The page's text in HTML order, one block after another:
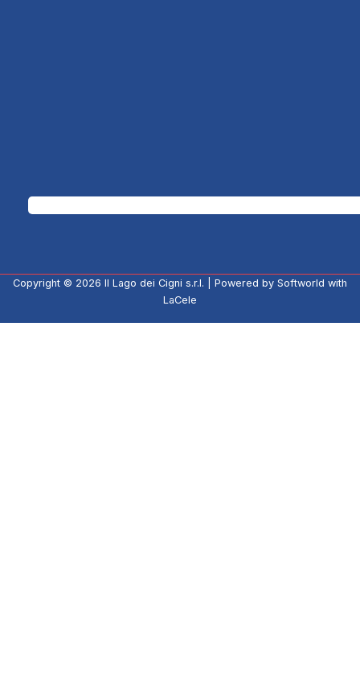
Copyright © 2026 Il Lago dei Cigni s.r.l. | Powered by Softworld with
LaCele